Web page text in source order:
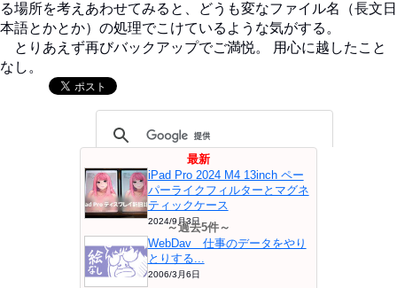
る場所を考えあわせてみると、どうも変なファイル名（長文日
本語とかとか）の処理でこけているような気がする。
とりあえず再びバックアップでご満悦。 用心に越したこと
なし。
最新
iPad Pro 2024 M4 13inch ペー
パーライクフィルターとマグネ
ティックケース
2024/9月3日
～過去5件～
WebDav 仕事のデータをやり
とりする...
2006/3月6日